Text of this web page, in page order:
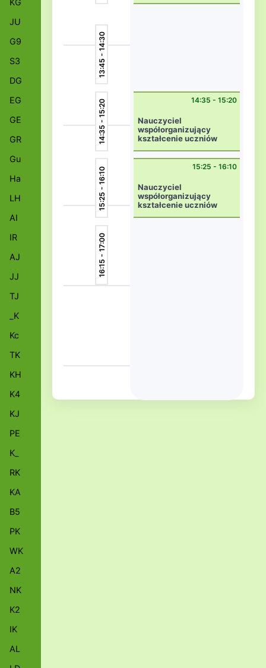
KG
JU
G9
S3
DG
EG
GE
GR
Gu
Ha
LH
AI
IR
AJ
JJ
TJ
_K
Kc
TK
KH
K4
KJ
PE
K_
RK
KA
B5
PK
WK
A2
NK
K2
IK
AL
13:45 - 14:30
14:35 - 15:20
15:25 - 16:10
16:15 - 17:00
14:35 - 15:20
Nauczyciel
współorganizujący
kształcenie uczniów
w kl.ogólnodost.
15:25 - 16:10
Nauczyciel
współorganizujący
kształcenie uczniów